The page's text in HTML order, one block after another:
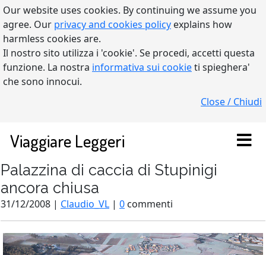
Our website uses cookies. By continuing we assume you
agree. Our privacy and cookies policy explains how
harmless cookies are.
Il nostro sito utilizza i 'cookie'. Se procedi, accetti questa
funzione. La nostra informativa sui cookieti spieghera'
che sono innocui.
Close / Chiudi
Viaggiare Leggeri
Palazzina di caccia di Stupinigi
ancora chiusa
31/12/2008 | Claudio_VL | 0 commenti